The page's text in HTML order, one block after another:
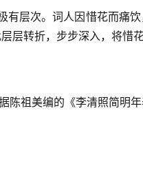
层次。词人因惜花而痛
层转折，步步深入，将惜
陈祖美编的《李清照简明